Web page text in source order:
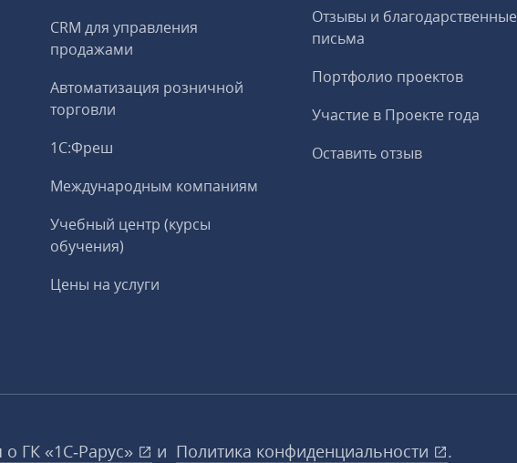
CRM для управления
продажами
Автоматизация розничной
торговли
1С:Фреш
Международным компаниям
Учебный центр (курсы
обучения)
Цены на услуги
Отзывы и благодарственные
письма
Портфолио проектов
Участие в Проекте года
Оставить отзыв
ГК «1С‑Рарус» и Политика конфиденциальности .